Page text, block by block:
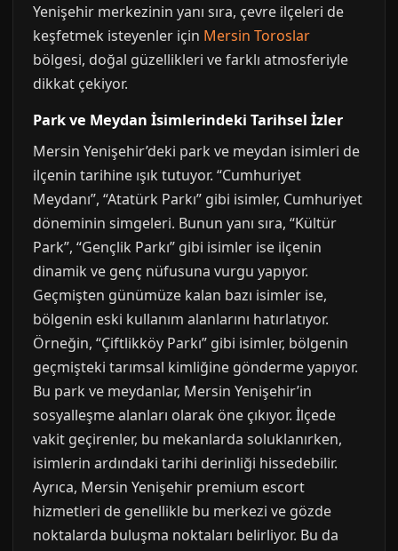
Yenişehir merkezinin yanı sıra, çevre ilçeleri de
keşfetmek isteyenler için Mersin Toroslar
bölgesi, doğal güzellikleri ve farklı atmosferiyle
dikkat çekiyor.
Park ve Meydan İsimlerindeki Tarihsel İzler
Mersin Yenişehir’deki park ve meydan isimleri de
ilçenin tarihine ışık tutuyor. “Cumhuriyet
Meydanı”, “Atatürk Parkı” gibi isimler, Cumhuriyet
döneminin simgeleri. Bunun yanı sıra, “Kültür
Park”, “Gençlik Parkı” gibi isimler ise ilçenin
dinamik ve genç nüfusuna vurgu yapıyor.
Geçmişten günümüze kalan bazı isimler ise,
bölgenin eski kullanım alanlarını hatırlatıyor.
Örneğin, “Çiftlikköy Parkı” gibi isimler, bölgenin
geçmişteki tarımsal kimliğine gönderme yapıyor.
Bu park ve meydanlar, Mersin Yenişehir’in
sosyalleşme alanları olarak öne çıkıyor. İlçede
vakit geçirenler, bu mekanlarda soluklanırken,
isimlerin ardındaki tarihi derinliği hissedebilir.
Ayrıca, Mersin Yenişehir premium escort
hizmetleri de genellikle bu merkezi ve gözde
noktalarda buluşma noktaları belirliyor. Bu da